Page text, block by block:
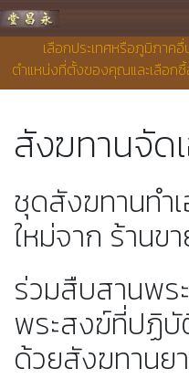
เลือกประเทศหรือภูมิภาค
ตำแหน่งที่ตั้งของคุณและเลือก
永昌堂藥店
สังฆทานจัด
ชุดสังฆทานทํา
ใหม่จาก ร้านข
ร่วมสืบสานพร
พระสงฆ์ที่ปฏิ
ด้วยสังฆทานยา